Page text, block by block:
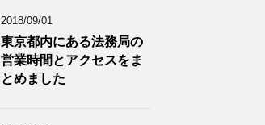
2018/09/01
東京都内にある法務局の
営業時間とアクセスをま
とめました